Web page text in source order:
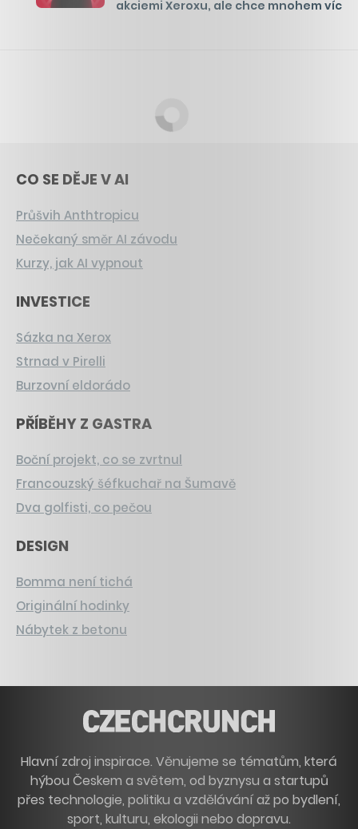
akciemi Xeroxu, ale chce mnohem víc
CO SE DĚJE V AI
Průšvih Anthtropicu
Nečekaný směr AI závodu
Kurzy, jak AI vypnout
INVESTICE
Sázka na Xerox
Strnad v Pirelli
Burzovní eldorádo
PŘÍBĚHY Z GASTRA
Boční projekt, co se zvrtnul
Francouzský šéfkuchař na Šumavě
Dva golfisti, co pečou
DESIGN
Bomma není tichá
Originální hodinky
Nábytek z betonu
Hlavní zdroj inspirace. Věnujeme se tématům, která
hýbou Českem a světem, od byznysu a startupů
přes technologie, politiku a vzdělávání až po bydlení,
sport, kulturu, ekologii nebo dopravu.